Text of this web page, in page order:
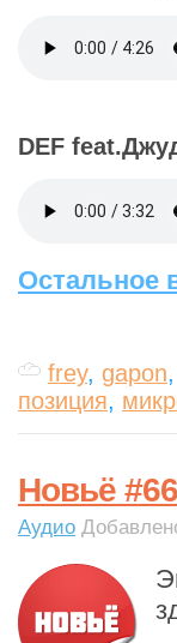
DEF
Остальное
frey, gapon,
позиция,
Новьё #66
Аудио